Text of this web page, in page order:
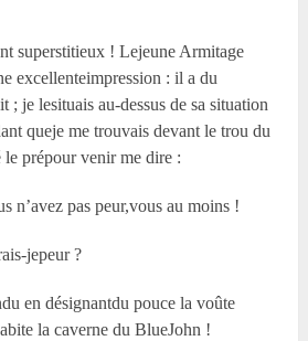
superstitieux ! Lejeune Armitage
excellenteimpression : il a du
; je lesituais au-dessus de sa situation
queje me trouvais devant le trou du
prépour venir me dire :
n’avez pas peur,vous au moins !
jepeur ?
en désignantdu pouce la voûte
la caverne du BlueJohn !